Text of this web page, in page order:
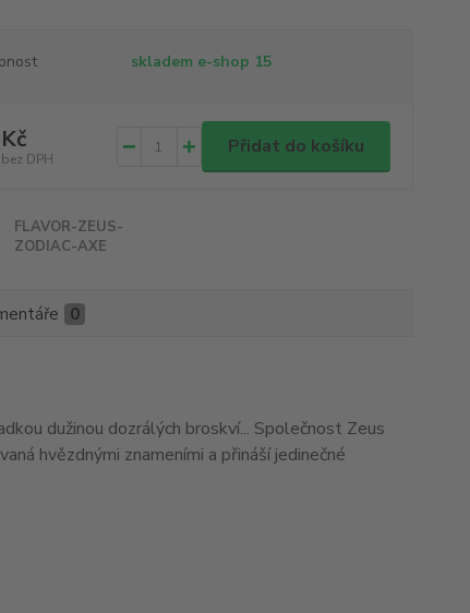
skladem e-shop 15
bez DPH
Přidat do košíku
FLAVOR-ZEUS-
ZODIAC-AXE
0
dužinou dozrálých broskví... Společnost Zeus
hvězdnými znameními a přináší jedinečné